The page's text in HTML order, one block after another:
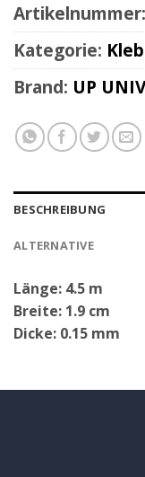
Artikelnummer:
Kategorie:
Brand: UP
BESCHREIBUNG
ALTERNATIVE
Länge: 4.5 m
Breite: 1.9 cm
Dicke: 0.15 mm